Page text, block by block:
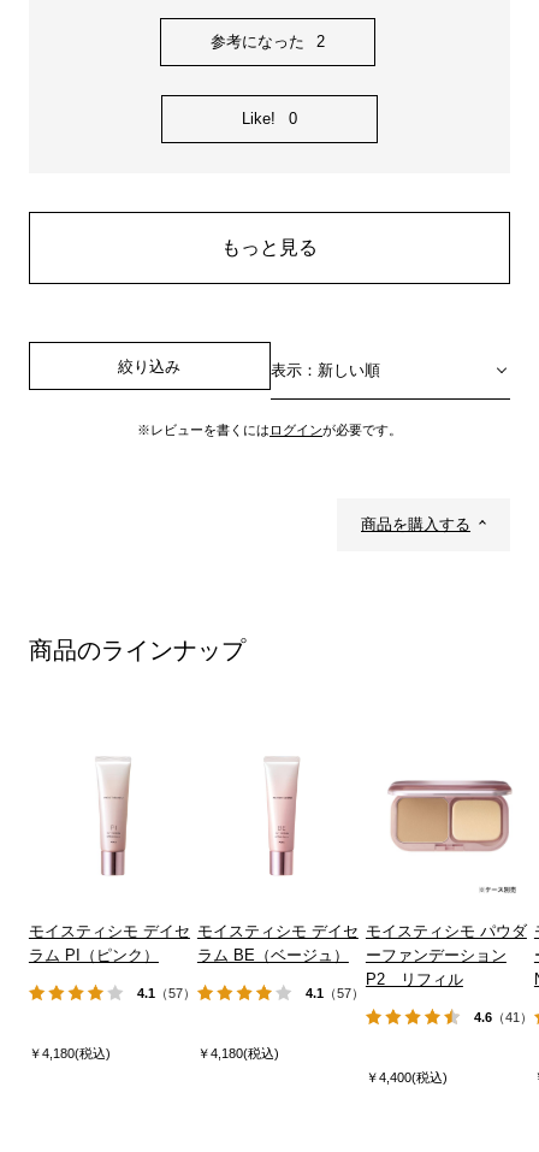
参考になった 2
Like! 0
もっと見る
絞り込み 表示：新しい順
※レビューを書くには ログインが必要です。
商品を購入する
商品のラインナップ
モイスティシモ デイセ
ラム PI（ピンク）
4.1（57）
￥4,180(税込)
モイスティシモ デイセ
ラム BE（ベージュ）
4.1（57）
￥4,180(税込)
モイスティシモ パウダ
ーファンデーション
P2 リフィル
4.6（41）
￥4,400(税込)